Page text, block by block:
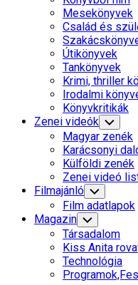
Mesekönyvek
Család és
Útikönyvek
Tankönyvek
Krimi, thriller
Irodalmi
Könyvkritikák
Zenei videók Toggle
Child
Menu
Magyar zenék
Karácsonyi
Külföldi zenék
Zenei videó
Filmajánló Toggle
Child
Menu
Film adatlapok
Magazin Toggle
Child
Menu
Társadalom
Kiss Anita
Technológia